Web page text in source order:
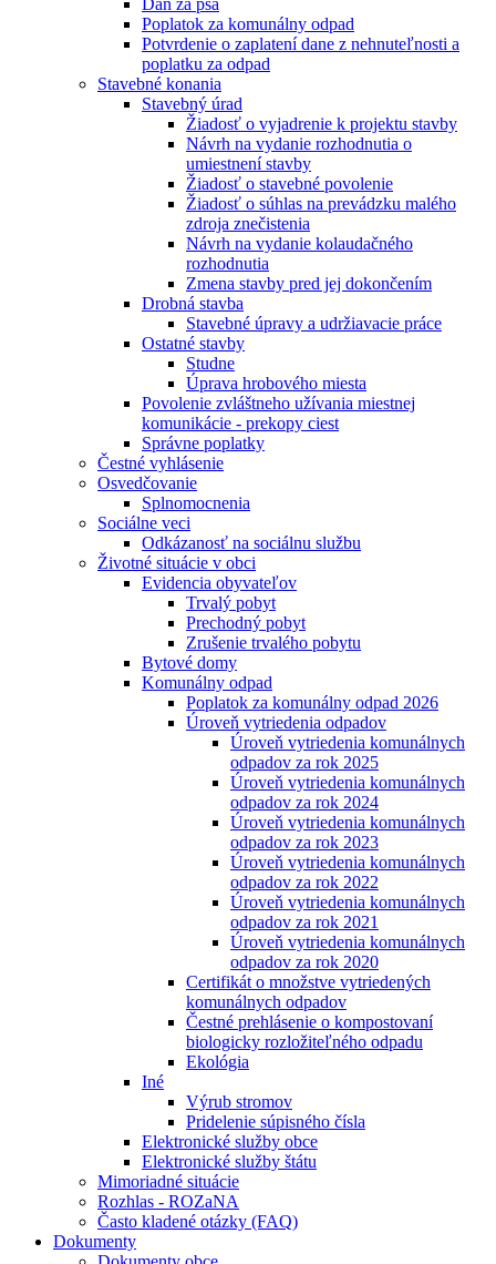
Daň za psa
Poplatok za komunálny odpad
Potvrdenie o zaplatení dane z nehnuteľnosti a
poplatku za odpad
Stavebné konania
Stavebný úrad
Žiadosť o vyjadrenie k projektu stavby
Návrh na vydanie rozhodnutia o
umiestnení stavby
Žiadosť o stavebné povolenie
Žiadosť o súhlas na prevádzku malého
zdroja znečistenia
Návrh na vydanie kolaudačného
rozhodnutia
Zmena stavby pred jej dokončením
Drobná stavba
Stavebné úpravy a udržiavacie práce
Ostatné stavby
Studne
Úprava hrobového miesta
Povolenie zvláštneho užívania miestnej
komunikácie - prekopy ciest
Správne poplatky
Čestné vyhlásenie
Osvedčovanie
Splnomocnenia
Sociálne veci
Odkázanosť na sociálnu službu
Životné situácie v obci
Evidencia obyvateľov
Trvalý pobyt
Prechodný pobyt
Zrušenie trvalého pobytu
Bytové domy
Komunálny odpad
Poplatok za komunálny odpad 2026
Úroveň vytriedenia odpadov
Úroveň vytriedenia komunálnych
odpadov za rok 2025
Úroveň vytriedenia komunálnych
odpadov za rok 2024
Úroveň vytriedenia komunálnych
odpadov za rok 2023
Úroveň vytriedenia komunálnych
odpadov za rok 2022
Úroveň vytriedenia komunálnych
odpadov za rok 2021
Úroveň vytriedenia komunálnych
odpadov za rok 2020
Certifikát o množstve vytriedených
komunálnych odpadov
Čestné prehlásenie o kompostovaní
biologicky rozložiteľného odpadu
Ekológia
Iné
Výrub stromov
Pridelenie súpisného čísla
Elektronické služby obce
Elektronické služby štátu
Mimoriadné situácie
Rozhlas - ROZaNA
Často kladené otázky (FAQ)
Dokumenty